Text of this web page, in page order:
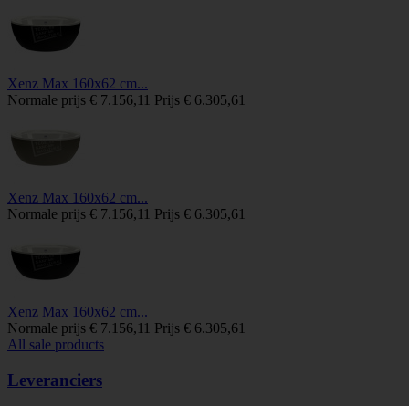
Xenz Max 160x62 cm...
Normale prijs € 7.156,11 Prijs € 6.305,61
Xenz Max 160x62 cm...
Normale prijs € 7.156,11 Prijs € 6.305,61
Xenz Max 160x62 cm...
Normale prijs € 7.156,11 Prijs € 6.305,61
All sale products
Leveranciers